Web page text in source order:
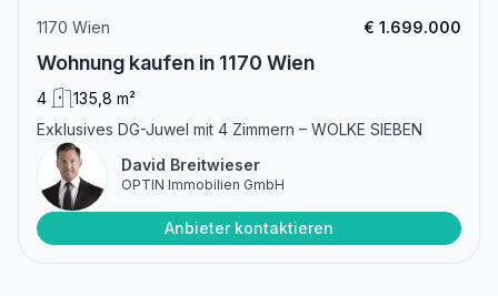
1170 Wien € 1.699.000
Wohnung kaufen in 1170 Wien
4
135,8 m²
Exklusives DG-Juwel mit 4 Zimmern – WOLKE SIEBEN
David Breitwieser
OPTIN Immobilien GmbH
Anbieter kontaktieren